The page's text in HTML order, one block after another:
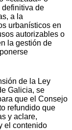
definitiva de
a la
urbanísticos en
autorizables o
la gestión de
de la Ley
Galicia, se
que el Consejo
refundido que
y aclare,
el contenido